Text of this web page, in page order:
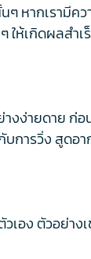
ากเรามีควา
ห้เกิดผลสำเ
งง่ายดาย ก่
บการวิ่ง สูดอ
เอง ตัวอย่าง